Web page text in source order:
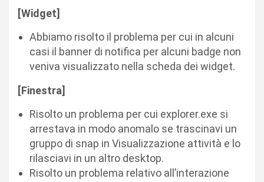
[Widget]
Abbiamo risolto il problema per cui in alcuni
casi il banner di notifica per alcuni badge non
veniva visualizzato nella scheda dei widget.
[Finestra]
Risolto un problema per cui explorer.exe si
arrestava in modo anomalo se trascinavi un
gruppo di snap in Visualizzazione attività e lo
rilasciavi in ​​un altro desktop.
Risolto un problema relativo all’interazione